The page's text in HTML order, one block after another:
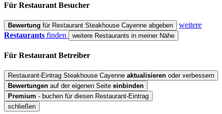
Für Restaurant Besucher
Bewertung für Restaurant Steakhouse Cayenne abgeben
weitere
Restaurants finden weitere Restaurants in meiner Nähe
Für Restaurant Betreiber
Restaurant-Eintrag Steakhouse Cayenne aktualisieren oder verbessern
Bewertungen auf der eigenen Seite einbinden
Premium - buchen für diesen Restaurant-Eintrag
schließen